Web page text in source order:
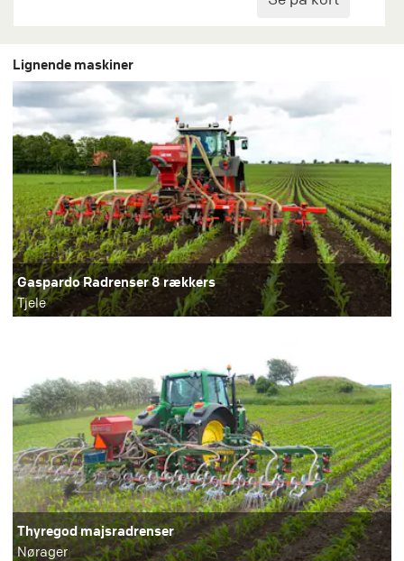
Lignende maskiner
Gaspardo Radrenser 8 rækkers
Tjele
Thyregod majsradrenser
Nørager